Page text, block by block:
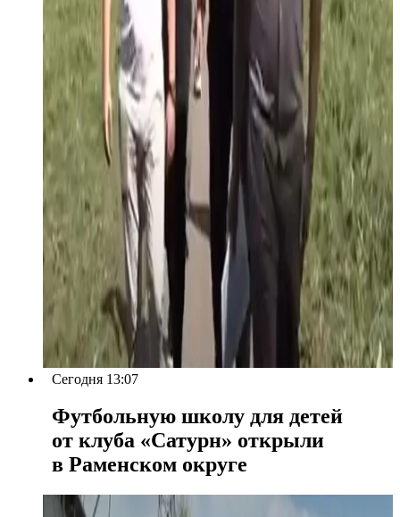
Сегодня 13:07
Футбольную школу для детей
от клуба «Сатурн» открыли
в Раменском округе